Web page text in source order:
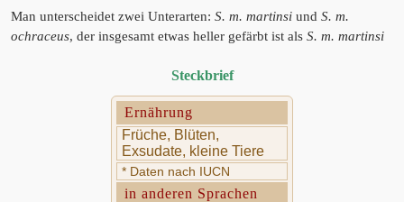
Man unterscheidet zwei Unterarten: S. m. martinsi und S. m.
ochraceus, der insgesamt etwas heller gefärbt ist als S. m. martinsi
Steckbrief
Ernährung
Früche, Blüten,
Exsudate, kleine Tiere
* Daten nach IUCN
in anderen Sprachen